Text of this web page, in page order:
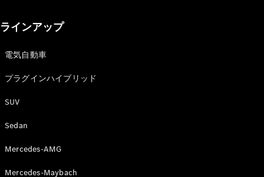
ラインアップ
電気自動車
プラグインハイブリッド
SUV
Sedan
Mercedes-AMG
Mercedes-Maybach